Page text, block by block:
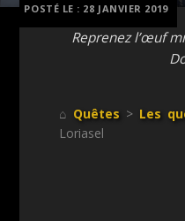
Reprenez l’œuf
⌂ Quêtes > Les
Loriasel
POSTÉ LE : 28 JANVIER 2019